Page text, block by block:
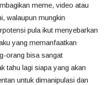
meme, video atau
walaupun mungkin
pula ikut menyebarkan
yang memanfaatkan
orang bisa sangat
tahu lagi siapa yang akan
untuk dimanipulasi dan